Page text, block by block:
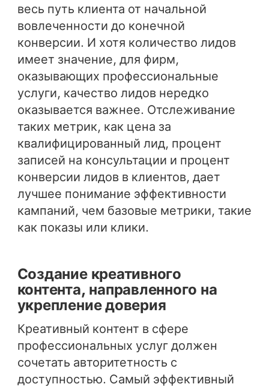
весь путь клиента от начальной
вовлеченности до конечной
конверсии. И хотя количество лидов
имеет значение, для фирм,
оказывающих профессиональные
услуги, качество лидов нередко
оказывается важнее. Отслеживание
таких метрик, как цена за
квалифицированный лид, процент
записей на консультации и процент
конверсии лидов в клиентов, дает
лучшее понимание эффективности
кампаний, чем базовые метрики, такие
как показы или клики.
Создание креативного
контента, направленного на
укрепление доверия
Креативный контент в сфере
профессиональных услуг должен
сочетать авторитетность с
доступностью. Самый эффективный